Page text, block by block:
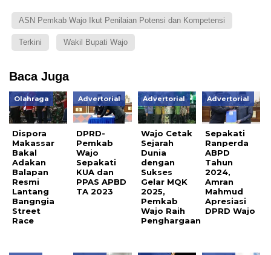
ASN Pemkab Wajo Ikut Penilaian Potensi dan Kompetensi
Terkini Wakil Bupati Wajo
Baca Juga
Olahraga
Dispora
Makassar
Bakal
Adakan
Balapan
Resmi
Lantang
Bangngia
Street
Race
Advertorial
DPRD-
Pemkab
Wajo
Sepakati
KUA dan
PPAS APBD
TA 2023
Advertorial
Wajo Cetak
Sejarah
Dunia
dengan
Sukses
Gelar MQK
2025,
Pemkab
Wajo Raih
Penghargaan
Advertorial
Sepakati
Ranperda
ABPD
Tahun
2024,
Amran
Mahmud
Apresiasi
DPRD Wajo